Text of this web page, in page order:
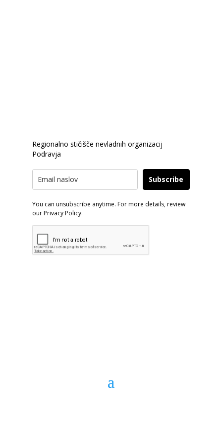
Regionalno stičišče nevladnih organizacij
Podravja
Subscribe
You can unsubscribe anytime. For more details, review
our Privacy Policy.